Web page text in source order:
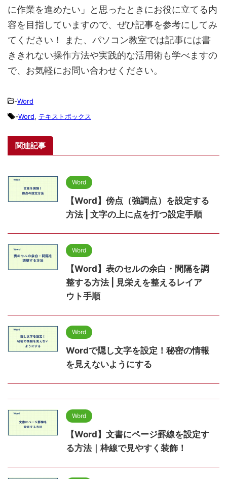
に作業を進めたい」と思ったときにお役に立てる内
容を目指していますので、ぜひ記事を参考にしてみ
てください！ また、パソコン教室では記事には書
ききれない操作方法や実践的な活用術も学べますの
で、お気軽にお問い合わせください。
-Word
-Word, テキストボックス
関連記事
Word
【Word】傍点（強調点）を設定する
方法 | 文字の上に点を打つ設定手順
Word
【Word】表のセルの余白・間隔を調
整する方法 | 見栄えを整えるレイア
ウト手順
Word
Wordで隠し文字を設定！秘密の情報
を見えないようにする
Word
【Word】文書にページ罫線を設定す
る方法｜枠線で見やすく装飾！